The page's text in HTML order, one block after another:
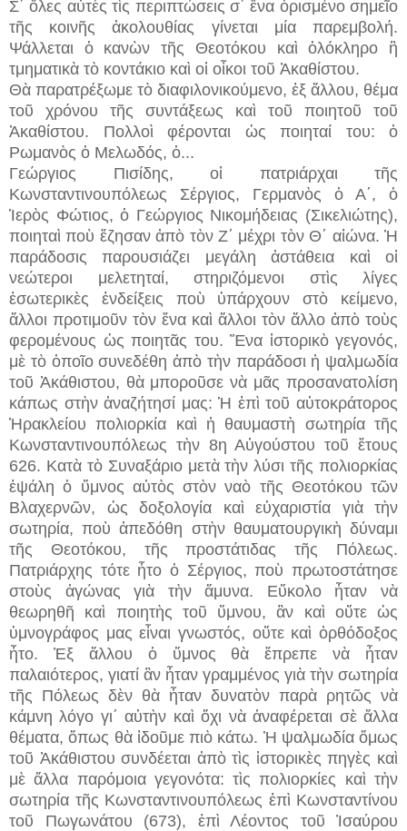
Σ΄ ὅλες αὐτὲς τὶς περιπτώσεις σ΄ ἕνα ὁρισμένο σημεῖο
τῆς κοινῆς ἀκολουθίας γίνεται μία παρεμβολή.
Ψάλλεται ὁ κανὼν τῆς Θεοτόκου καὶ ὁλόκληρο ἢ
τμηματικὰ τὸ κοντάκιο καὶ οἱ οἶκοι τοῦ Ἀκαθίστου.
Θὰ παρατρέξωμε τὸ διαφιλονικούμενο, ἐξ ἄλλου, θέμα
τοῦ χρόνου τῆς συντάξεως καὶ τοῦ ποιητοῦ τοῦ
Ἀκαθίστου. Πολλοὶ φέρονται ὡς ποιηταί του: ὁ
Ρωμανὸς ὁ Μελωδός, ὁ...
Γεώργιος Πισίδης, οἱ πατριάρχαι τῆς
Κωνσταντινουπόλεως Σέργιος, Γερμανὸς ὁ Α΄, ὁ
Ἱερὸς Φώτιος, ὁ Γεώργιος Νικομήδειας (Σικελιώτης),
ποιηταὶ ποὺ ἔζησαν ἀπὸ τὸν Ζ΄ μέχρι τὸν Θ΄ αἰώνα. Ἡ
παράδοσις παρουσιάζει μεγάλη ἀστάθεια καὶ οἱ
νεώτεροι μελετηταί, στηριζόμενοι στὶς λίγες
ἐσωτερικὲς ἐνδείξεις ποὺ ὑπάρχουν στὸ κείμενο,
ἄλλοι προτιμοῦν τὸν ἕνα καὶ ἄλλοι τὸν ἄλλο ἀπὸ τοὺς
φερομένους ὡς ποιητᾶς του. Ἕνα ἱστορικὸ γεγονός,
μὲ τὸ ὁποῖο συνεδέθη ἀπὸ τὴν παράδοσι ἡ ψαλμωδία
τοῦ Ἀκάθιστου, θὰ μποροῦσε νὰ μᾶς προσανατολίση
κάπως στὴν ἀναζήτησί μας: Ἡ ἐπὶ τοῦ αὐτοκράτορος
Ἡρακλείου πολιορκία καὶ ἡ θαυμαστὴ σωτηρία τῆς
Κωνσταντινουπόλεως τὴν 8η Αὐγούστου τοῦ ἔτους
626. Κατὰ τὸ Συναξάριο μετὰ τὴν λύσι τῆς πολιορκίας
ἐψάλη ὁ ὕμνος αὐτὸς στὸν ναὸ τῆς Θεοτόκου τῶν
Βλαχερνῶν, ὡς δοξολογία καὶ εὐχαριστία γιὰ τὴν
σωτηρία, ποὺ ἀπεδόθη στὴν θαυματουργικὴ δύναμι
τῆς Θεοτόκου, τῆς προστάτιδας τῆς Πόλεως.
Πατριάρχης τότε ἦτο ὁ Σέργιος, ποὺ πρωτοστάτησε
στοὺς ἀγώνας γιὰ τὴν ἄμυνα. Εὔκολο ἦταν νὰ
θεωρηθῆ καὶ ποιητὴς τοῦ ὕμνου, ἂν καὶ οὔτε ὡς
ὑμνογράφος μας εἶναι γνωστός, οὔτε καὶ ὀρθόδοξος
ἦτο. Ἐξ ἄλλου ὁ ὕμνος θὰ ἔπρεπε νὰ ἦταν
παλαιότερος, γιατί ἂν ἦταν γραμμένος γιὰ τὴν σωτηρία
τῆς Πόλεως δὲν θὰ ἦταν δυνατὸν παρὰ ρητῶς νὰ
κάμνη λόγο γι΄ αὐτὴν καὶ ὄχι νὰ ἀναφέρεται σὲ ἄλλα
θέματα, ὅπως θὰ ἰδοῦμε πιὸ κάτω. Ἡ ψαλμωδία ὅμως
τοῦ Ἀκάθιστου συνδέεται ἀπὸ τὶς ἱστορικὲς πηγὲς καὶ
μὲ ἄλλα παρόμοια γεγονότα: τὶς πολιορκίες καὶ τὴν
σωτηρία τῆς Κωνσταντινουπόλεως ἐπὶ Κωνσταντίνου
τοῦ Πωγωνάτου (673), ἐπὶ Λέοντος τοῦ Ἰσαύρου